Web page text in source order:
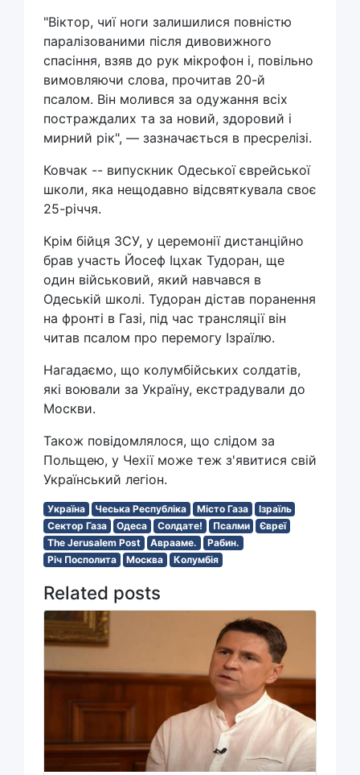
"Віктор, чиї ноги залишилися повністю
паралізованими після дивовижного
спасіння, взяв до рук мікрофон і, повільно
вимовляючи слова, прочитав 20-й
псалом. Він молився за одужання всіх
постраждалих та за новий, здоровий і
мирний рік", — зазначається в пресрелізі.
Ковчак -- випускник Одеської єврейської
школи, яка нещодавно відсвяткувала своє
25-річчя.
Крім бійця ЗСУ, у церемонії дистанційно
брав участь Йосеф Іцхак Тудоран, ще
один військовий, який навчався в
Одеській школі. Тудоран дістав поранення
на фронті в Газі, під час трансляції він
читав псалом про перемогу Ізраїлю.
Нагадаємо, що колумбійських солдатів,
які воювали за Україну, екстрадували до
Москви.
Також повідомлялося, що слідом за
Польщею, у Чехії може теж з'явитися свій
Український легіон.
Україна Чеська Республіка Місто Газа
Ізраїль
Сектор Газа
Одеса Солдате! Псалми
Євреї
The Jerusalem Post
Аврааме.
Рабин.
Річ Посполита
Москва Колумбія
Related posts